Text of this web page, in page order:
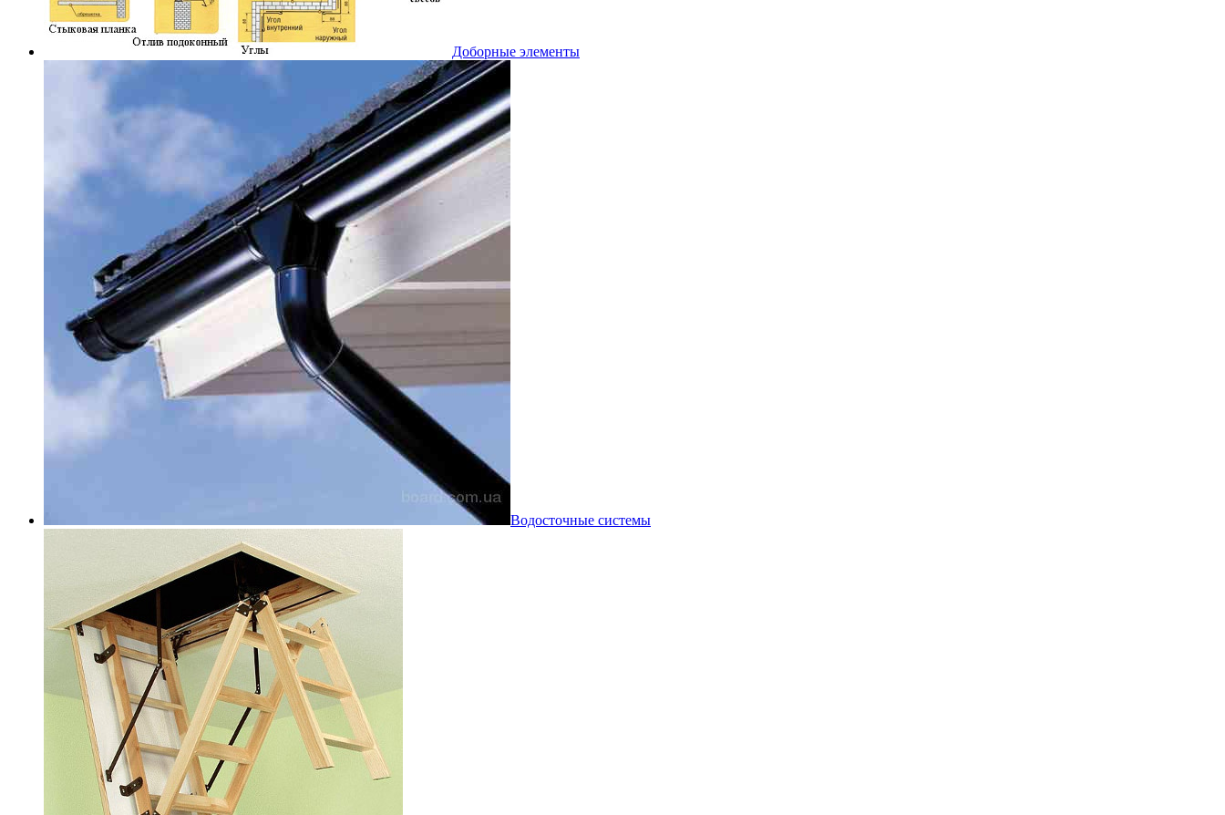
Доборные элементы
Водосточные системы